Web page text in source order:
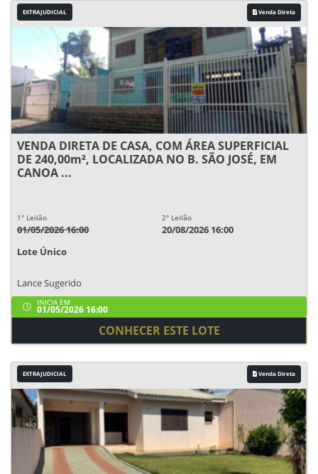
EXTRAJUDICIAL Venda Direta
VENDA DIRETA DE CASA, COM ÁREA SUPERFICIAL
DE 240,00m², LOCALIZADA NO B. SÃO JOSÉ, EM
CANOA ...
1° Leilão
01/05/2026 16:00
2° Leilão
20/08/2026 16:00
Lote Único
Lance Sugerido
INICIA EM
01/05/2026 16:00
CONHECER ESTE LOTE
EXTRAJUDICIAL Venda Direta